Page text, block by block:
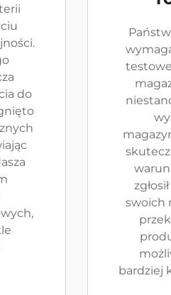
do
swoich
bardziej